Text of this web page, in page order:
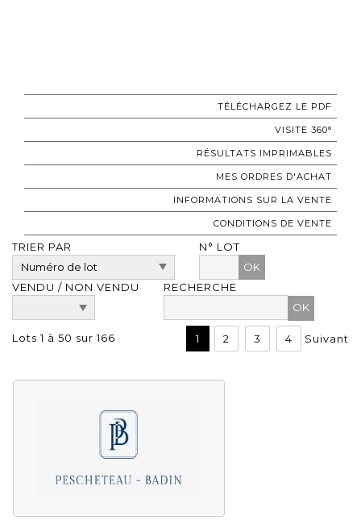
TÉLÉCHARGEZ LE PDF
VISITE 360°
RÉSULTATS IMPRIMABLES
MES ORDRES D'ACHAT
INFORMATIONS SUR LA VENTE
CONDITIONS DE VENTE
TRIER PAR
N° LOT
OK
VENDU / NON VENDU
RECHERCHE
Lots 1 à 50 sur 166 1 2 3 4 Suivant